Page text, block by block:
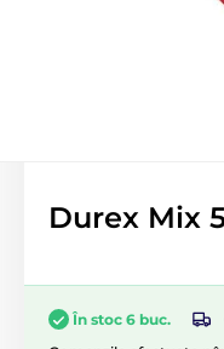
Durex Mix
În stoc 6 buc.